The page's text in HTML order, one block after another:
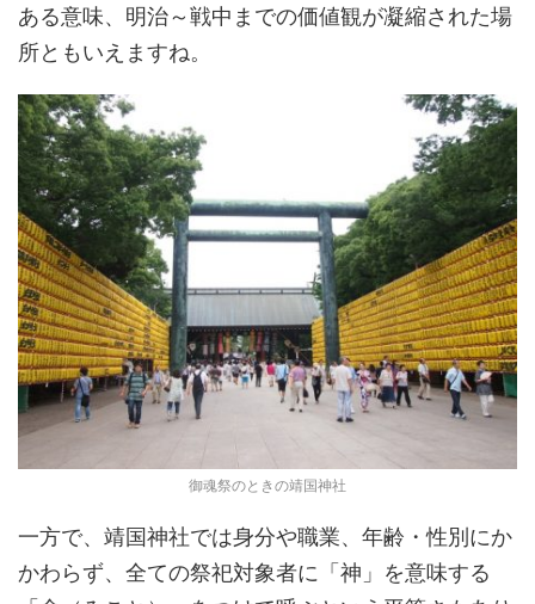
ある意味、明治～戦中までの価値観が凝縮された場
所ともいえますね。
御魂祭のときの靖国神社
一方で、靖国神社では身分や職業、年齢・性別にか
かわらず、全ての祭祀対象者に「神」を意味する